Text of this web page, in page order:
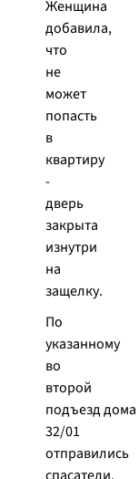
Женщина
добавила,
что
не
может
попасть
в
квартиру
-
дверь
закрыта
изнутри
на
защелку.
По
указанному
во
второй
подъезд дома
32/01
отправились